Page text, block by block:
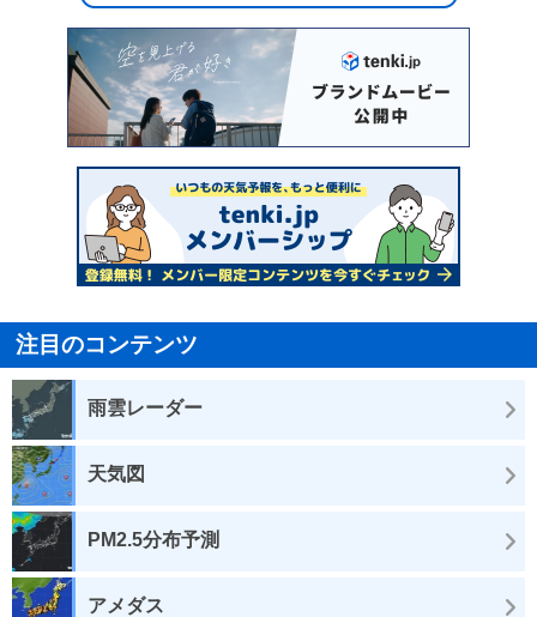
注目のコンテンツ
雨雲レーダー
天気図
PM2.5分布予測
アメダス